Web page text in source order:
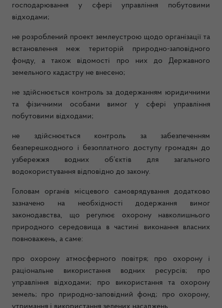
господарювання у сфері управління побутовими
відходами;
не розроблений проект землеустрою щодо організації та
встановлення меж територій природно-заповідного
фонду, а також відомості про них до Державного
земельного кадастру не внесено;
не здійснюється контроль за додержанням юридичними
та фізичними особами вимог у сфері управління
побутовими відходами;
не здійснюється контроль за забезпеченням
безперешкодного і безоплатного доступу громадян до
узбережжя водних об’єктів для загального
водокористування відповідно до закону.
Головам органів місцевого самоврядування додатково
зазначено на необхідності додержання вимог
законодавства, що регулює охорону навколишнього
природного середовища в частині виконання власних
повноважень, а саме:
про охорону атмосферного повітря; про охорону і
раціональне використання водних ресурсів; про
управління відходами; про використання та охорону
земель; про природно-заповідний фонд; про охорону,